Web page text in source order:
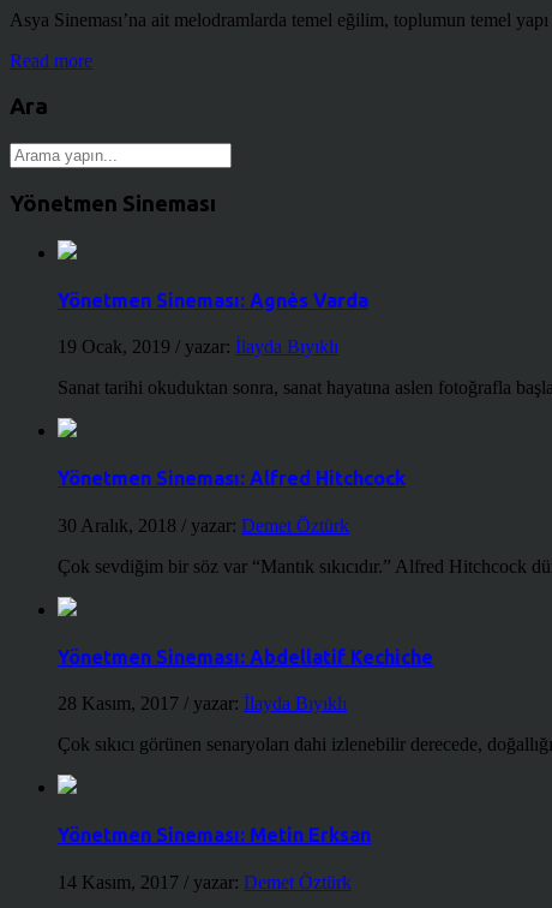
Asya Sineması’na ait melodramlarda temel eğilim, toplumun temel
Read more
Ara
Yönetmen Sineması
Yönetmen Sineması: Agnès Varda
19 Ocak, 2019 / yazar: İlayda Bıyıklı
Sanat tarihi okuduktan sonra, sanat hayatına aslen fotoğrafla
Yönetmen Sineması: Alfred Hitchcock
30 Aralık, 2018 / yazar: Demet Öztürk
Çok sevdiğim bir söz var “Mantık sıkıcıdır.” Alfred Hitchcock
Yönetmen Sineması: Abdellatif Kechiche
28 Kasım, 2017 / yazar: İlayda Bıyıklı
Çok sıkıcı görünen senaryoları dahi izlenebilir derecede,
Yönetmen Sineması: Metin Erksan
14 Kasım, 2017 / yazar: Demet Öztürk